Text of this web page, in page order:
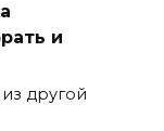
и
другой